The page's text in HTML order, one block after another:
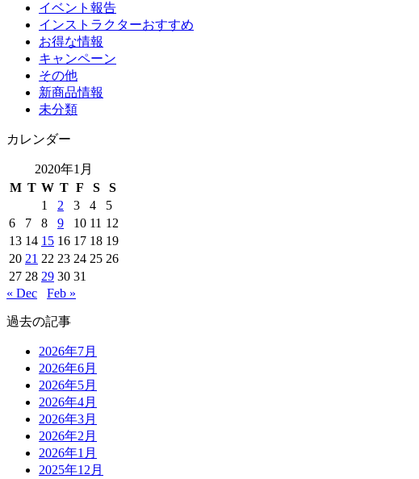
イベント報告
インストラクターおすすめ
お得な情報
キャンペーン
その他
新商品情報
未分類
カレンダー
2020年1月
M T W T F S
S
1
2 3 4
5
6
7 8 9 10 11 12
13 14 15 16 17 18 19
20 21 22 23 24 25 26
27 28 29 30 31
« Dec
Feb »
過去の記事
2026年7月
2026年6月
2026年5月
2026年4月
2026年3月
2026年2月
2026年1月
2025年12月